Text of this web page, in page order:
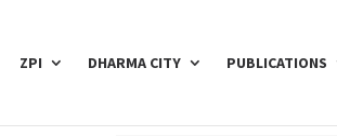
ZPI DHARMA CITY PUBLICATIONS